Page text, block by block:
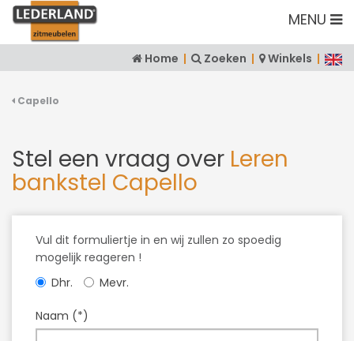
MENU
Home | Zoeken | Winkels |
Capello
Stel een vraag over Leren
bankstel Capello
Vul dit formuliertje in en wij zullen zo spoedig
mogelijk reageren !
Dhr.
Mevr.
Naam (*)